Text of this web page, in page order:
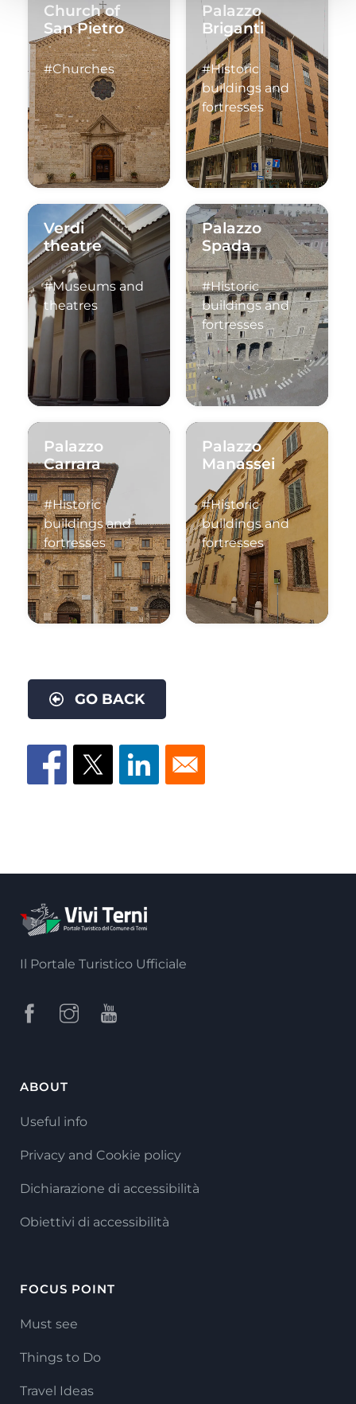
Church of
San Pietro
#Churches
Palazzo
Briganti
#Historic
buildings and
fortresses
Verdi
theatre
#Museums and
theatres
Palazzo
Spada
#Historic
buildings and
fortresses
Palazzo
Carrara
#Historic
buildings and
fortresses
Palazzo
Manassei
#Historic
buildings and
fortresses
GO BACK
Il Portale Turistico Ufficiale
ABOUT
Useful info
Privacy and Cookie policy
Dichiarazione di accessibilità
Obiettivi di accessibilità
FOCUS POINT
Must see
Things to Do
Travel Ideas